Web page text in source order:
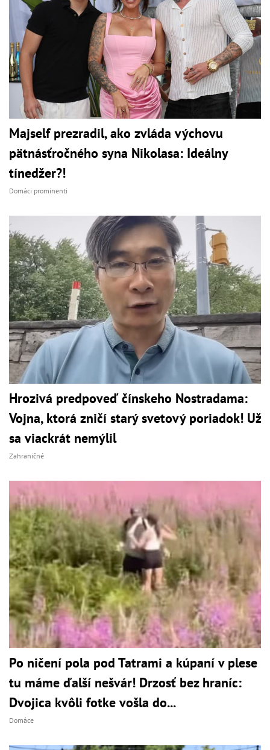
Majself prezradil, ako zvláda výchovu
pätnásťročného syna Nikolasa: Ideálny
tínedžer?!
Domáci prominenti
Hrozivá predpoveď čínskeho Nostradama:
Vojna, ktorá zničí starý svetový poriadok! Už
sa viackrát nemýlil
Zahraničné
Po ničení pola pod Tatrami a kúpaní v plese
tu máme ďalší nešvár! Drzosť bez hraníc:
Dvojica kvôli fotke vošla do...
Domáce